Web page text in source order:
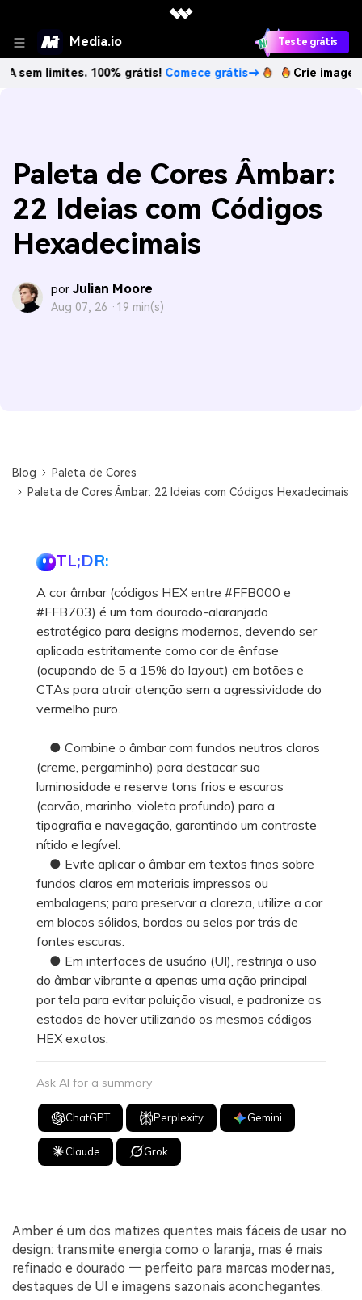
Media.io Teste grátis
100% grátis!Comece grátis→ Crie imagens com
Paleta de Cores Âmbar:
22 Ideias com Códigos
Hexadecimais
por Julian Moore
Aug 07, 26 · 19 min(s)
Blog
Paleta de Cores
Paleta de Cores Âmbar: 22 Ideias com Códigos Hexadecimais
TL;DR:
A cor âmbar (códigos HEX entre #FFB000 e
#FFB703) é um tom dourado-alaranjado
estratégico para designs modernos, devendo ser
aplicada estritamente como cor de ênfase
(ocupando de 5 a 15% do layout) em botões e
CTAs para atrair atenção sem a agressividade do
vermelho puro.
● Combine o âmbar com fundos neutros claros
(creme, pergaminho) para destacar sua
luminosidade e reserve tons frios e escuros
(carvão, marinho, violeta profundo) para a
tipografia e navegação, garantindo um contraste
nítido e legível.
● Evite aplicar o âmbar em textos finos sobre
fundos claros em materiais impressos ou
embalagens; para preservar a clareza, utilize a cor
em blocos sólidos, bordas ou selos por trás de
fontes escuras.
● Em interfaces de usuário (UI), restrinja o uso
do âmbar vibrante a apenas uma ação principal
por tela para evitar poluição visual, e padronize os
estados de hover utilizando os mesmos códigos
HEX exatos.
Ask AI for a summary
ChatGPT Perplexity Gemini
Claude Grok
Amber é um dos matizes quentes mais fáceis de usar no
design: transmite energia como o laranja, mas é mais
refinado e dourado — perfeito para marcas modernas,
destaques de UI e imagens sazonais aconchegantes.